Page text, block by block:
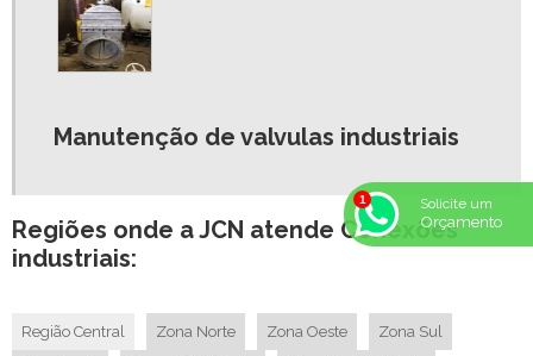
Manutenção de valvulas industriais
Regiões onde a JCN atende Conexões
industriais:
Região Central Zona Norte Zona Oeste Zona Sul
Solicite um
Orçamento